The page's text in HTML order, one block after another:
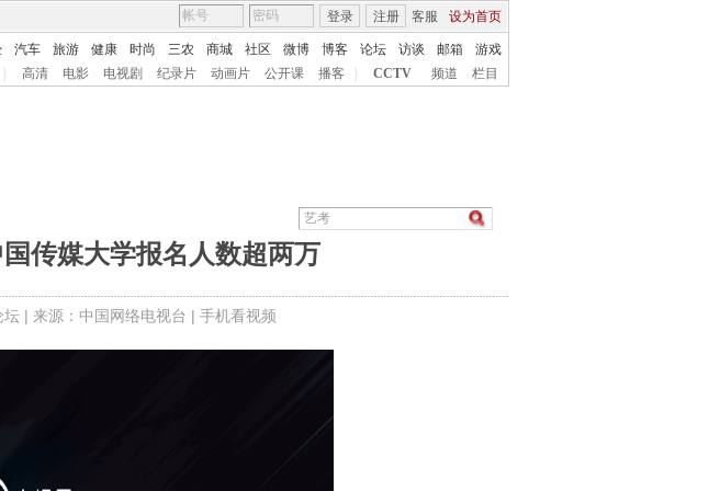
客服 设为首页
登录 注册
汽车 旅游 健康 时尚 三农 商城 社区 微博 博客 论坛 访谈 邮箱
游戏
高清 电影 电视剧 纪录片 动画片 公开课 播客 CCTV 频道 栏目
传媒大学报名人数超两万
坛 | 来源：中国网络电视台 | 手机看视频